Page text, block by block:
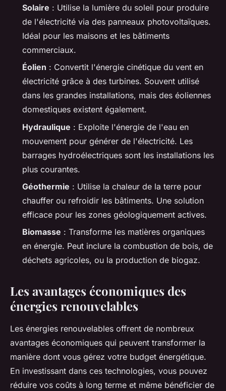
Solaire : Utilise la lumière du soleil pour produire
de l'électricité via des panneaux photovoltaïques.
Idéal pour les maisons et les bâtiments
commerciaux.
Éolien : Convertit l'énergie cinétique du vent en
électricité grâce à des turbines. Souvent utilisé
dans les grandes installations, mais des éoliennes
domestiques existent également.
Hydraulique : Exploite l'énergie de l'eau en
mouvement pour générer de l'électricité. Les
barrages hydroélectriques sont les installations les
plus courantes.
Géothermie : Utilise la chaleur de la terre pour
chauffer ou refroidir les bâtiments. Une solution
efficace pour les zones géologiquement actives.
Biomasse : Transforme les matières organiques
en énergie. Peut inclure la combustion de bois, de
déchets agricoles, ou la production de biogaz.
Les avantages économiques des
énergies renouvelables
Les énergies renouvelables offrent de nombreux
avantages économiques qui peuvent transformer la
manière dont vous gérez votre budget énergétique.
En investissant dans ces technologies, vous pouvez
réduire vos coûts à long terme et même bénéficier de